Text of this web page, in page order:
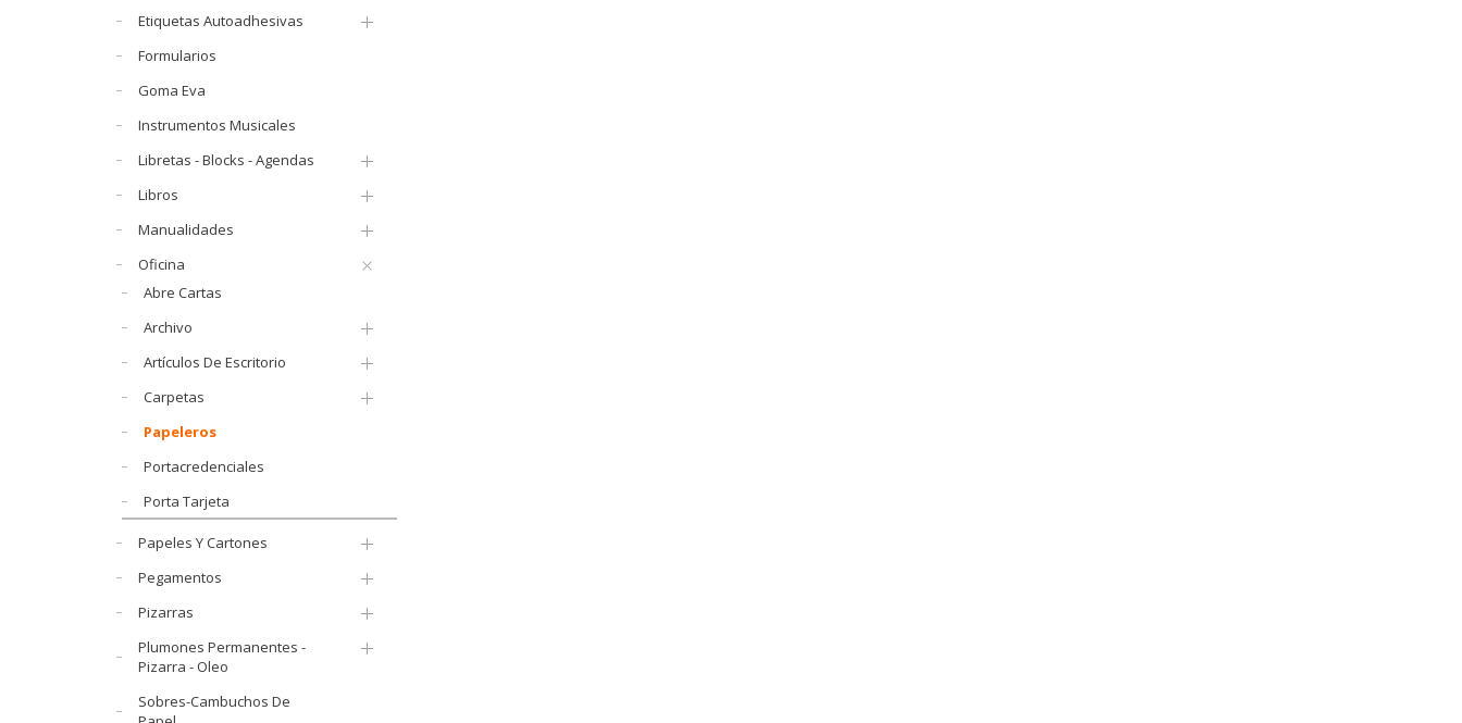
Etiquetas Autoadhesivas
Formularios
Goma Eva
Instrumentos Musicales
Libretas - Blocks - Agendas
Libros
Manualidades
Oficina
Abre Cartas
Archivo
Artículos De Escritorio
Carpetas
Papeleros
Portacredenciales
Porta Tarjeta
Papeles Y Cartones
Pegamentos
Pizarras
Plumones Permanentes -
Pizarra - Oleo
Sobres-Cambuchos De